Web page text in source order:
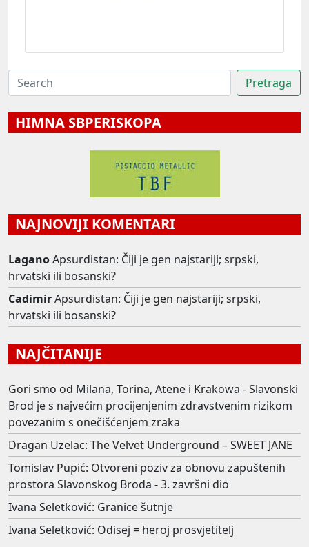
HIMNA SBPERISKOPA
NAJNOVIJI KOMENTARI
LaganoApsurdistan: Čiji je gen najstariji; srpski,
hrvatski ili bosanski?
CadimirApsurdistan: Čiji je gen najstariji; srpski,
hrvatski ili bosanski?
NAJČITANIJE
Gori smo od Milana, Torina, Atene i Krakowa - Slavonski
Brod je s najvećim procijenjenim zdravstvenim rizikom
povezanim s onečišćenjem zraka
Dragan Uzelac: The Velvet Underground – SWEET JANE
Tomislav Pupić: Otvoreni poziv za obnovu zapuštenih
prostora Slavonskog Broda - 3. završni dio
Ivana Seletković: Granice šutnje
Ivana Seletković: Odisej = heroj prosvjetitelj